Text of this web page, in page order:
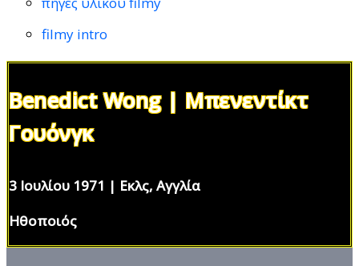
filmy intro
Benedict Wong | Μπενεντίκτ
Γουόνγκ
3 Ιουλίου 1971 | Εκλς, Αγγλία
Ηθοποιός